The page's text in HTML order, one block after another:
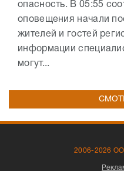
опасность. В 05:55
оповещения начали
жителей и гостей
информации
могут...
2006-2026